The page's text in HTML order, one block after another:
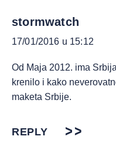
stormwatch
17/01/2016 u 15:12
Od Maja 2012. ima
krenilo i kako
maketa Srbije.
REPLY